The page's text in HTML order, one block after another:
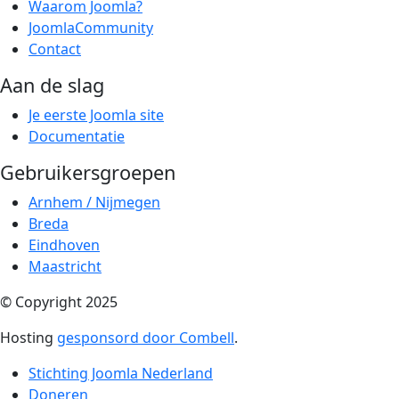
Waarom Joomla?
JoomlaCommunity
Contact
Aan de slag
Je eerste Joomla site
Documentatie
Gebruikersgroepen
Arnhem / Nijmegen
Breda
Eindhoven
Maastricht
© Copyright 2025
Hosting gesponsord door Combell.
Stichting Joomla Nederland
Doneren